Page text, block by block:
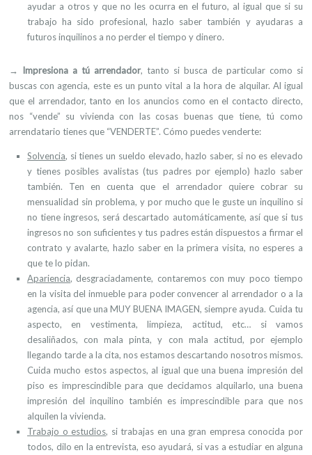
ayudar a otros y que no les ocurra en el futuro, al igual que si su
trabajo ha sido profesional, hazlo saber también y ayudaras a
futuros inquilinos a no perder el tiempo y dinero.
→ Impresiona a tú arrendador, tanto si busca de particular como si
buscas con agencia, este es un punto vital a la hora de alquilar. Al igual
que el arrendador, tanto en los anuncios como en el contacto directo,
nos “vende” su vivienda con las cosas buenas que tiene, tú como
arrendatario tienes que “VENDERTE”. Cómo puedes venderte:
Solvencia, si tienes un sueldo elevado, hazlo saber, si no es elevado
y tienes posibles avalistas (tus padres por ejemplo) hazlo saber
también. Ten en cuenta que el arrendador quiere cobrar su
mensualidad sin problema, y por mucho que le guste un inquilino si
no tiene ingresos, será descartado automáticamente, así que si tus
ingresos no son suficientes y tus padres están dispuestos a firmar el
contrato y avalarte, hazlo saber en la primera visita, no esperes a
que te lo pidan.
Apariencia, desgraciadamente, contaremos con muy poco tiempo
en la visita del inmueble para poder convencer al arrendador o a la
agencia, así que una MUY BUENA IMAGEN, siempre ayuda. Cuida tu
aspecto, en vestimenta, limpieza, actitud, etc… si vamos
desaliñados, con mala pinta, y con mala actitud, por ejemplo
llegando tarde a la cita, nos estamos descartando nosotros mismos.
Cuida mucho estos aspectos, al igual que una buena impresión del
piso es imprescindible para que decidamos alquilarlo, una buena
impresión del inquilino también es imprescindible para que nos
alquilen la vivienda.
Trabajo o estudios, si trabajas en una gran empresa conocida por
todos, dilo en la entrevista, eso ayudará, si vas a estudiar en alguna